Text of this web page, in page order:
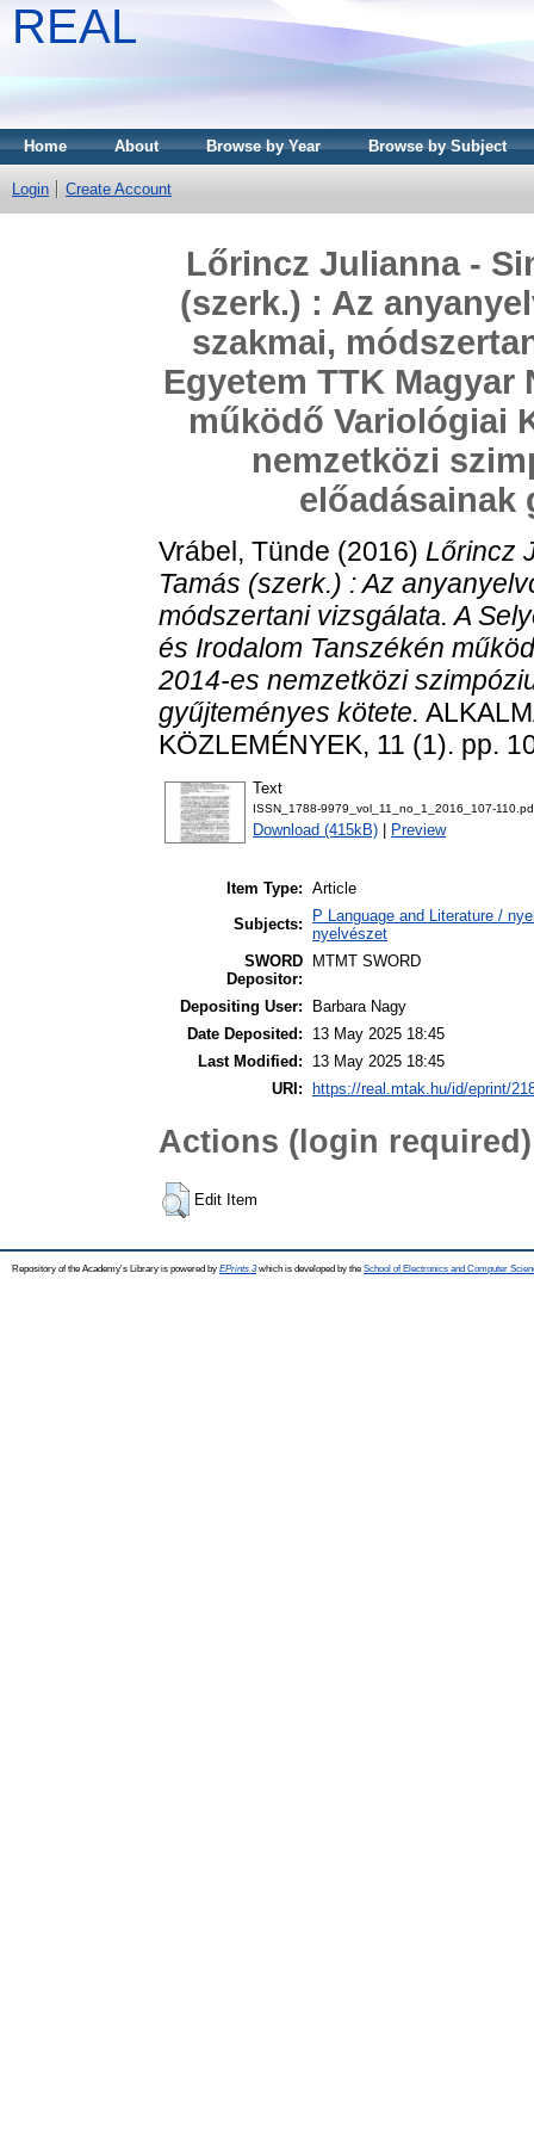
REAL
Home About Browse by Year Browse by Subject
Login Create Account
Lőrincz Julianna -
(szerk.) : Az
szakmai,
Egyetem TTK Magyar
működő Variológiai
nemzetközi
előadásainak
Vrábel, Tünde (2016) Lőrincz
Tamás (szerk.) : Az
módszertani vizsgálata. A
és Irodalom Tanszékén
2014-es nemzetközi
gyűjteményes kötete.
KÖZLEMÉNYEK, 11 (1). pp.
Text
ISSN_1788-9979_vol_11_no_1_2016_107-
Download (415kB) Preview
Item Type: Article
Subjects:
P Language and Literature /
nyelvészet
SWORD
Depositor:
MTMT SWORD
Depositing User:
Barbara Nagy
Date Deposited:
13 May 2025 18:45
Last Modified:
13 May 2025 18:45
URI:
https://real.mtak.hu/id/eprint/
Actions (login required)
Edit Item
Repository of the Academy's Library is powered by EPrints 3which is developed by the School of Electronics and Computer